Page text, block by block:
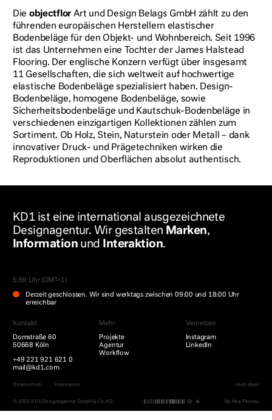
Die objectflorArt und Design Belags GmbH zählt zu den
führenden europäischen Herstellern elastischer
Bodenbeläge für den Objekt- und Wohnbereich. Seit 1996
ist das Unternehmen eine Tochter der James Halstead
Flooring. Der englische Konzern verfügt über insgesamt
11 Gesellschaften, die sich weltweit auf hochwertige
elastische Bodenbeläge spezialisiert haben. Design-
Bodenbeläge, homogene Bodenbeläge, sowie
Sicherheitsbodenbeläge und Kautschuk-Bodenbeläge in
verschiedenen einzigartigen Kollektionen zählen zum
Sortiment. Ob Holz, Stein, Naturstein oder Metall – dank
innovativer Druck- und Prägetechniken wirken die
Reproduktionen und Oberflächen absolut authentisch.
KD1ist eine international ausgezeichnete
Designagentur. Wir gestalten Marken,
Informationund Interaktion.
5:59 Uhr (GMT+1)
Derzeit geschlossen. Wir sind werktags zwischen 09:00 und 18:00 Uhr
erreichbar
Kontakt
Domstraße 60
50668 Köln
+49 221 921 621 0
mail@kd1.com
Mehr
Projekte
Agentur
Workflow
Vernetzen
Instagram
LinkedIn
© 2025 KD1 Designagentur GmbH & Co. KG No free Pitches.
Datenschutz Impressum nach oben